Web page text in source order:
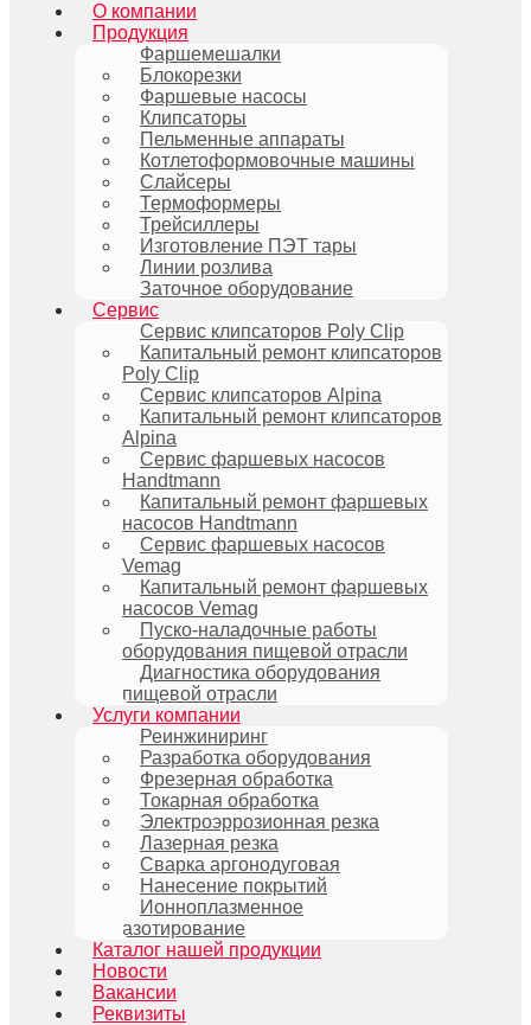
О компании
Продукция
Фаршемешалки
Блокорезки
Фаршевые насосы
Клипсаторы
Пельменные аппараты
Котлетоформовочные машины
Слайсеры
Термоформеры
Трейсиллеры
Изготовление ПЭТ тары
Линии розлива
Заточное оборудование
Сервис
Сервис клипсаторов Poly Clip
Капитальный ремонт клипсаторов
Poly Clip
Сервис клипсаторов Alpina
Капитальный ремонт клипсаторов
Alpina
Сервис фаршевых насосов
Handtmann
Капитальный ремонт фаршевых
насосов Handtmann
Сервис фаршевых насосов
Vemag
Капитальный ремонт фаршевых
насосов Vemag
Пуско-наладочные работы
оборудования пищевой отрасли
Диагностика оборудования
пищевой отрасли
Услуги компании
Реинжиниринг
Разработка оборудования
Фрезерная обработка
Токарная обработка
Электроэррозионная резка
Лазерная резка
Сварка аргонодуговая
Нанесение покрытий
Ионноплазменное
азотирование
Каталог нашей продукции
Новости
Вакансии
Реквизиты